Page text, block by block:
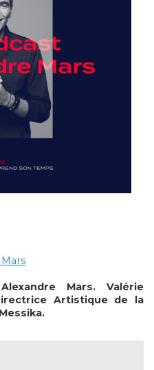
Mars.
Valérie
Artistique de la